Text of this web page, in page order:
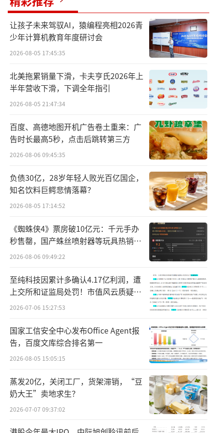
让孩子未来驾驭AI，猿编程亮相2026青
少年计算机教育年度研讨会
2026-08-05 17:45:35
北美拖累销量下滑，卡夫亨氏2026年上
半年营收下滑，下调全年指引
2026-08-05 21:47:34
百度、高德地图开机广告卷土重来：广
告时长最高5秒，点击后跳转第三方
2026-08-06 09:45:35
负债30亿，28岁年轻人败光百亿国企，
知名饮料巨鳄悲情落幕？
2026-08-05 17:14:52
《蜘蛛侠4》票房破10亿元：千元手办
秒售罄，国产蛛丝喷射器等玩具热销海
外
2026-08-06 09:49:22
至纯科技因累计多确认4.17亿利润，遭
上交所和证监局处罚！市值风云质疑其
财务问题，遭巨额索赔！
2026-07-06 15:27:53
国家工信安全中心发布Office Agent报
告，百度文库综合排名第一
2026-08-05 15:05:15
蒸发20亿，关闭工厂，货架滞销，“豆
奶大王”卖地求生？
2026-07-07 09:37:02